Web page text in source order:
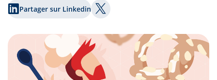
Partager sur Linkedin Partager sur Twitter